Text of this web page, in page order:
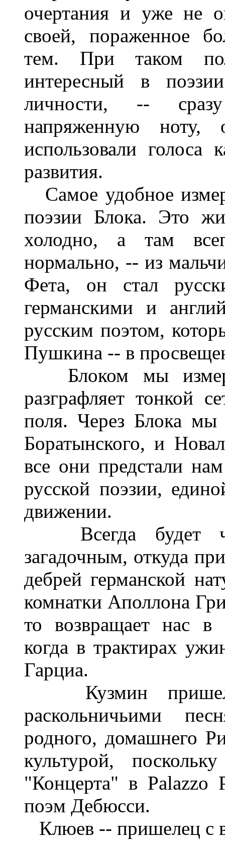
очертания и уже не
своей, пораженное
тем. При таком
интересный в
личности, --
напряженную
использовали голоса
развития.
Самое удобное
поэзии Блока. Это
холодно, а там
нормально, -- из
Фета, он стал
германскими и
русским поэтом,
Пушкина -- в
Блоком мы
разграфляет тонкой
поля. Через Блока
Боратынского, и
все они предстали
русской поэзии,
движении.
Всегда будет
загадочным, откуда
дебрей германской
комнатки Аполлона
то возвращает нас в
когда в трактирах
Гарциа.
Кузмин пришел
раскольничьими
родного, домашнего
культурой,
"Концерта" в
поэм Дебюсси.
Клюев -- пришелец с